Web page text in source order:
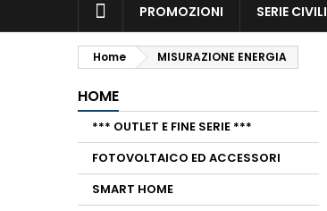
HOMEPROMOZIONI SERIE CIVILI
Home MISURAZIONE ENERGIA
HOME
*** OUTLET E FINE SERIE ***
FOTOVOLTAICO ED ACCESSORI
SMART HOME